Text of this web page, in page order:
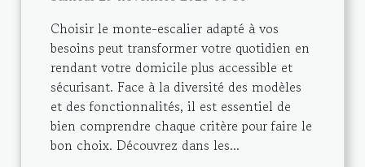
Choisir le monte-escalier adapté à vos
besoins peut transformer votre quotidien en
rendant votre domicile plus accessible et
sécurisant. Face à la diversité des modèles
et des fonctionnalités, il est essentiel de
bien comprendre chaque critère pour faire le
bon choix. Découvrez dans les...